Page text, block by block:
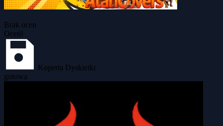
Brak ocen
Oceń!
Koperta Dyskietki
gotowa